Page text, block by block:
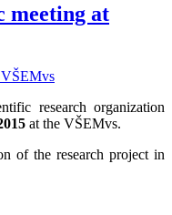
meeting at
research organization
at the VŠEMvs.
of the research project in